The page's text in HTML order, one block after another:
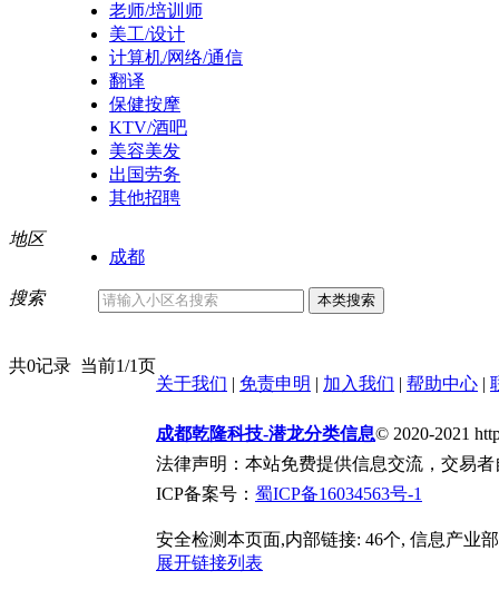
老师/培训师
美工/设计
计算机/网络/通信
翻译
保健按摩
KTV/酒吧
美容美发
出国劳务
其他招聘
地区
成都
搜索
共0记录 当前1/1页
关于我们 | 免责申明 | 加入我们 | 帮助中心 |
成都乾隆科技-潜龙分类信息© 2020-2021
法律声明：本站免费提供信息交流，交易
ICP备案号： 蜀ICP备16034563号-1
安全检测本页面,内部链接: 46个, 信息产业
展开链接列表